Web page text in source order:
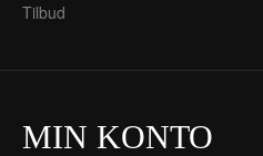
Tilbud
MIN KONTO